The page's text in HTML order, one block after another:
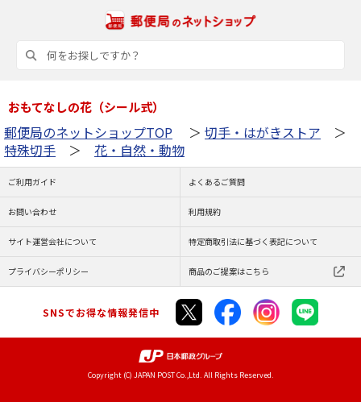
おもてなしの花（シール式）
郵便局のネットショップTOP ＞ 切手・はがきストア ＞
特殊切手 ＞ 花・自然・動物
ご利用ガイド よくあるご質問
お問い合わせ 利用規約
サイト運営会社について 特定商取引法に基づく表記について
プライバシーポリシー 商品のご提案はこちら
SNSでお得な情報発信中
Copyright (C) JAPAN POST Co.,Ltd. All Rights Reserved.